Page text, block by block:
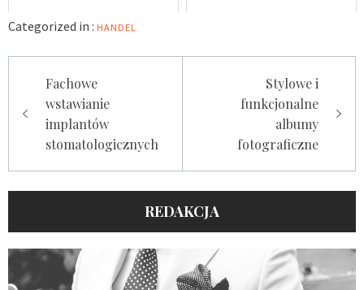
Categorized in : HANDEL
wpisuFachowe
wstawianie
implantów
stomatologicznych
Stylowe i
funkcjonalne
albumy
fotograficzne
REDAKCJA